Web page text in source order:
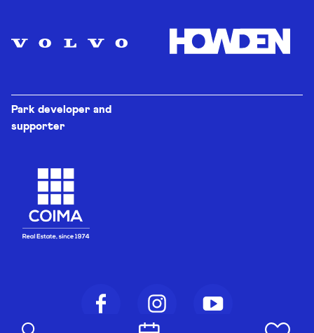
Park developer and
supporter